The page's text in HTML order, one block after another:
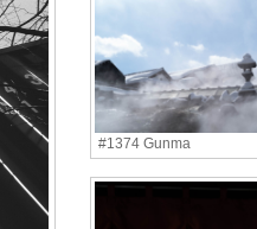
#1374 Gunma